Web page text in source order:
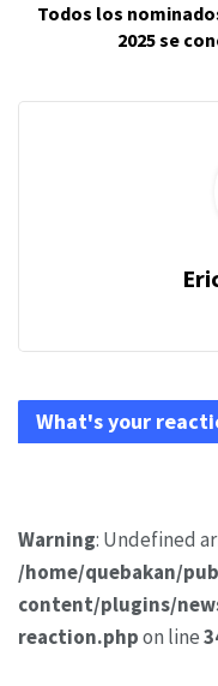
Todos los
2025 se
What's your
Warning: Undefined
/home/quebakan/
content/plugins/
reaction.phpon line